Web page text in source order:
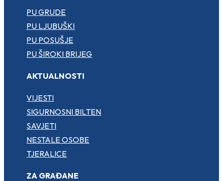
PU GRUDE
PU LJUBUŠKI
PU POSUŠJE
PU ŠIROKI BRIJEG
AKTUALNOSTI
VIJESTI
SIGURNOSNI BILTEN
SAVJETI
NESTALE OSOBE
TJERALICE
ZA GRAĐANE